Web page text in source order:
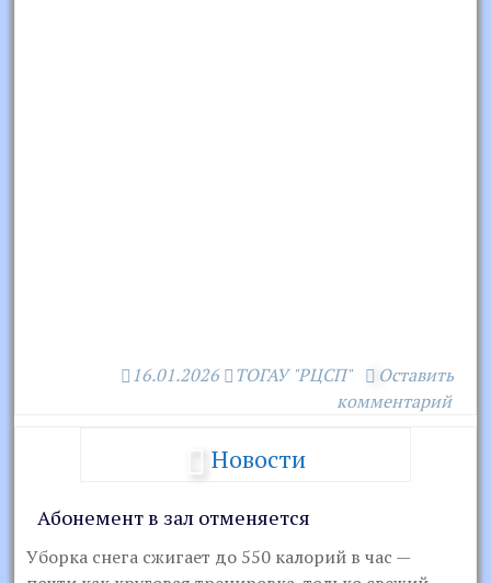
16.01.2026 ТОГАУ "РЦСП"
Оставить
комментарий
Новости
Абонемент в зал отменяется
Уборка снега сжигает до 550 калорий в час —